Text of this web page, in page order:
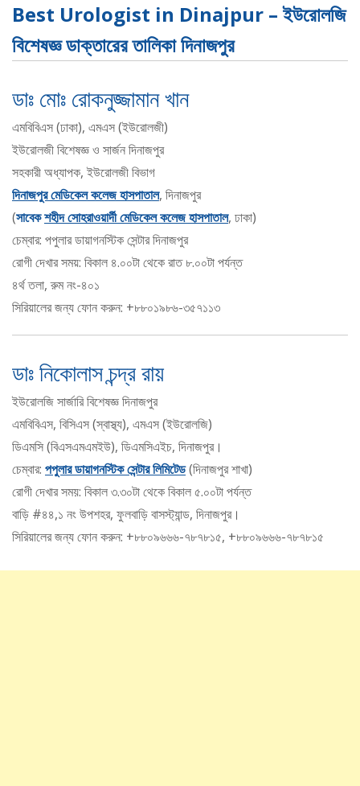
Best Urologist in Dinajpur – ইউরোলজি
বিশেষজ্ঞ ডাক্তারের তালিকা দিনাজপুর
ডাঃ মোঃ রোকনুজ্জামান খান
এমবিবিএস (ঢাকা), এমএস (ইউরোলজী)
ইউরোলজী বিশেষজ্ঞ ও সার্জন দিনাজপুর
সহকারী অধ্যাপক, ইউরোলজী বিভাগ
দিনাজপুর মেডিকেল কলেজ হাসপাতাল, দিনাজপুর
(সাবেকশহীদ সোহরাওয়ার্দী মেডিকেল কলেজ হাসপাতাল, ঢাকা)
চেম্বার: পপুলার ডায়াগনস্টিক সেন্টার দিনাজপুর
রোগী দেখার সময়: বিকাল ৪.০০টা থেকে রাত ৮.০০টা পর্যন্ত
৪র্থ তলা, রুম নং-৪০১
সিরিয়ালের জন্য ফোন করুন: +৮৮০১৯৮৬-৩৫৭১১৩
ডাঃ নিকোলাস চন্দ্র রায়
ইউরোলজি সার্জারি বিশেষজ্ঞ দিনাজপুর
এমবিবিএস, বিসিএস (স্বাস্থ্য), এমএস (ইউরোলজি)
ডিএমসি (বিএসএমএমইউ), ডিএমসিএইচ, দিনাজপুর।
চেম্বার: পপুলার ডায়াগনস্টিক সেন্টার লিমিটেড(দিনাজপুর শাখা)
রোগী দেখার সময়: বিকাল ৩.৩০টা থেকে বিকাল ৫.০০টা পর্যন্ত
বাড়ি #৪৪,১ নং উপশহর, ফুলবাড়ি বাসস্ট্যান্ড, দিনাজপুর।
সিরিয়ালের জন্য ফোন করুন: +৮৮০৯৬৬৬-৭৮৭৮১৫, +৮৮০৯৬৬৬-৭৮৭৮১৫